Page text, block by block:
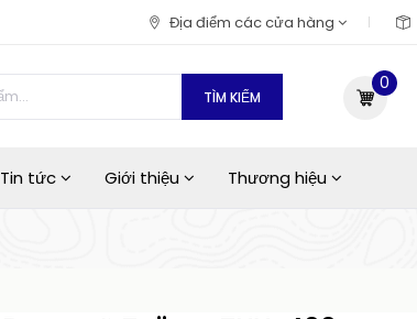
Địa điểm các cửa hàng
TÌM KIẾM
0
Tin tức Giới thiệu Thương hiệu